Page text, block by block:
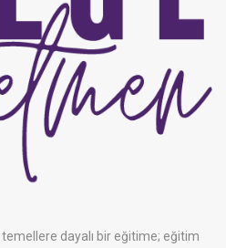
dayalı bir eğitime; eğitim